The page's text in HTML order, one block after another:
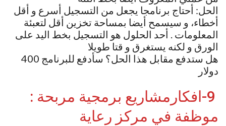
الحل: أحتاج برنامجا يجعل من التسجيل أسرع و أقل
أخطاء، و سيسمح أيضا بمساحة تخزين أقل لتعبئة
المعلومات . أحد الحلول هو التسجيل بخط اليد على
الورق و لكنه يستغرق و قتا طويلا
هل ستدفع مقابل هذا الحل؟ سأدفع للبرنامج 400
دولار
9-افكارمشاريع برمجية مربحة :
موظفة في مركز رعاية